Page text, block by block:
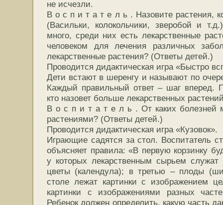
не исчезли.
В о с п и т а т е л ь . Назовите растения,
(Васильки, колокольчики, зверобой и
много, среди них есть лекарственные
человеком для лечения различных
лекарственные растения? (Ответы детей.)
Проводится дидактическая игра «Быстро
Дети встают в шеренгу и называют по
Каждый правильный ответ – шаг вперед.
кто назовет больше лекарственных
В о с п и т а т е л ь . От каких болезней
растениями? (Ответы детей.)
Проводится дидактическая игра «Кузовок».
Играющие садятся за стол. Воспитатель
объясняет правила: «В первую корзинку
у которых лекарственным сырьем
цветы (календула); в третью – плоды
столе лежат картинки с изображением
картинки с изображениями разных
Ребенок должен определить, какую часть